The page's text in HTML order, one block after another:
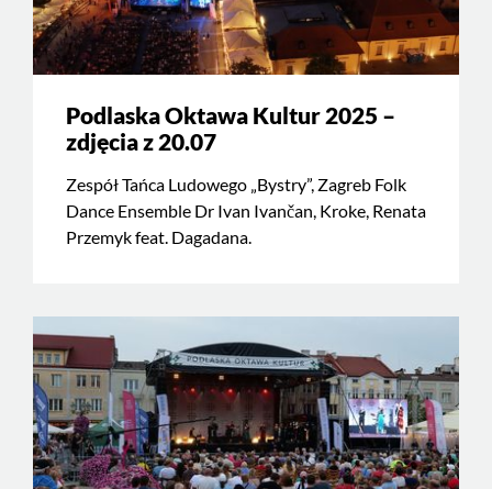
Podlaska Oktawa Kultur 2025 –
zdjęcia z 20.07
Zespół Tańca Ludowego „Bystry”, Zagreb Folk
Dance Ensemble Dr Ivan Ivančan, Kroke, Renata
Przemyk feat. Dagadana.